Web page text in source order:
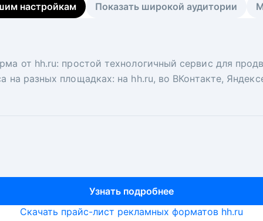
настройкам
Показать широкой аудитории
от hh.ru: простой технологичный сервис для
на разных площадках: на hh.ru, во ВКонтакте,
Узнать подробнее
вакансий на главной странице hh.ru.
ключ. Решите, сколько кандидатов и когда вам
рекрутеры и проектные менеджеры hh.ru с
Узнать подробнее
Скачать прайс-лист рекламных форматов hh.ru